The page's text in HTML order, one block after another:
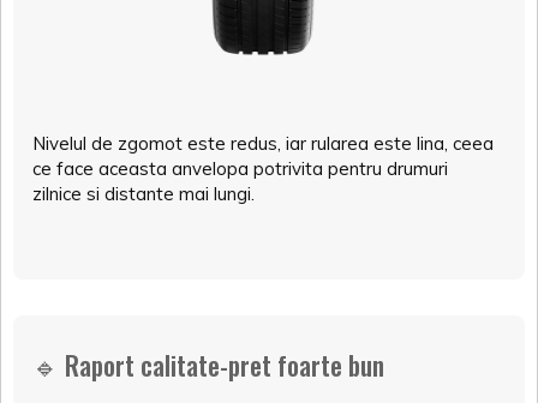
Nivelul de zgomot este redus, iar rularea este lina, ceea
ce face aceasta anvelopa potrivita pentru drumuri
zilnice si distante mai lungi.
🔹 Raport calitate-pret foarte bun